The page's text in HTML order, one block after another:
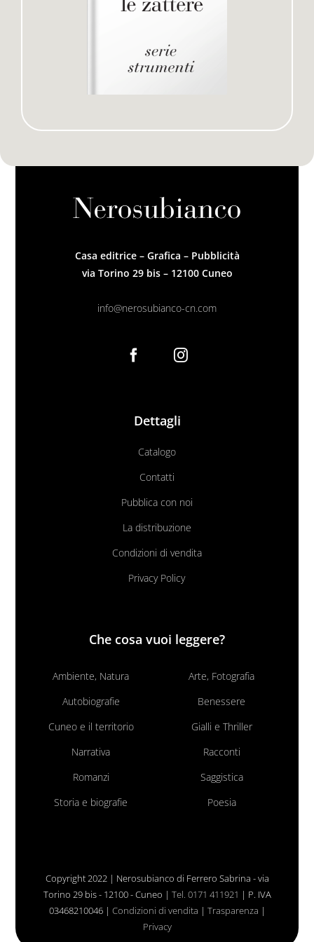
Casa editrice – Grafica – Pubblicità
via Torino 29 bis – 12100 Cuneo
info@nerosubianco-cn.com
Dettagli
Catalogo
Contatti
Pubblica con noi
La distribuzione
Condizioni di vendita
Privacy Policy
Che cosa vuoi leggere?
Ambiente, Natura
Arte, Fotografia
Autobiografie
Benessere
Cuneo e il territorio
Gialli e Thriller
Narrativa
Racconti
Romanzi
Saggistica
Storia e biografie
Poesia
Copyright 2022 | Nerosubianco di Ferrero Sabrina - via
Torino 29 bis - 12100 - Cuneo | Tel. 0171 411921 | P. IVA
03468210046 | Condizioni di vendita | Trasparenza |
Privacy